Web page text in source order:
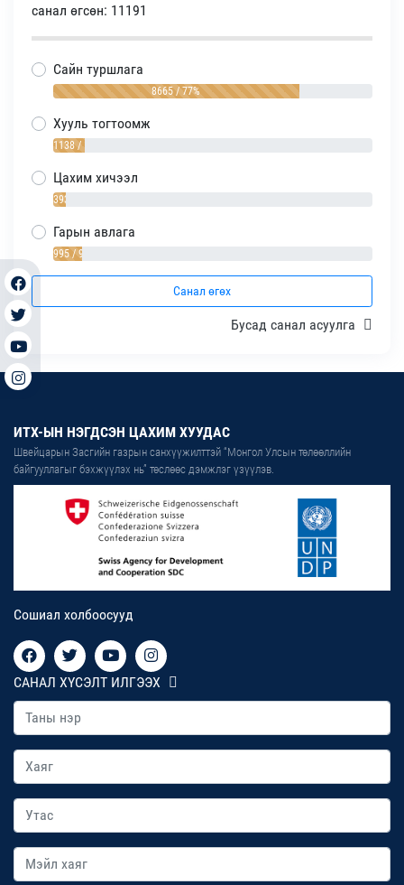
санал өгсөн: 11191
Сайн туршлага
8665 / 77%
Хууль тогтоомж
1138 / 10%
Цахим хичээл
393 / 4%
Гарын авлага
995 / 9%
Санал өгөх
Бусад санал асуулга
ИТХ-ЫН НЭГДСЭН ЦАХИМ ХУУДАС
Швейцарын Засгийн газрын санхүүжилттэй “Монгол Улсын төлөөллийн
байгууллагыг бэхжүүлэх нь” төслөөс дэмжлэг үзүүлэв.
Сошиал холбоосууд
САНАЛ ХҮСЭЛТ ИЛГЭЭХ